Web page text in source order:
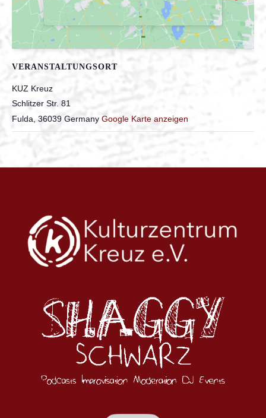
VERANSTALTUNGSORT
KUZ Kreuz
Schlitzer Str. 81
Fulda 36039 Germany Google Karte anzeigen